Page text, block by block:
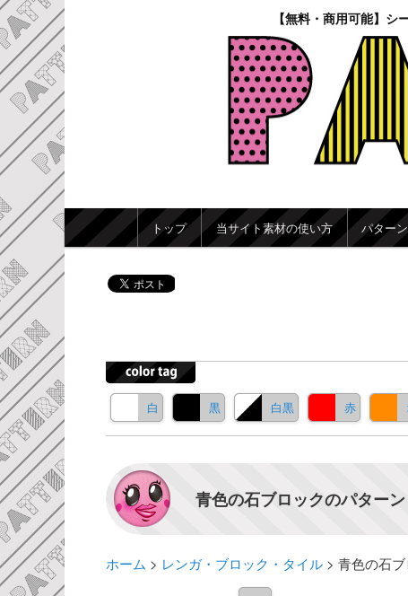
【無料・商用可能】
メインメニュー
メインコンテンツへ移動
サブコンテンツへ移動
トップ 当サイト素材の使い方 パター
白 黒 白黒 赤
青色の石ブロックのパター
ホーム > レンガ・ブロック・タイル> 青色の石